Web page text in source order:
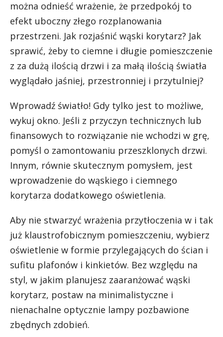
można odnieść wrażenie, że przedpokój to
efekt uboczny złego rozplanowania
przestrzeni. Jak rozjaśnić wąski korytarz? Jak
sprawić, żeby to ciemne i długie pomieszczenie
z za dużą ilością drzwi i za małą ilością światła
wyglądało jaśniej, przestronniej i przytulniej?
Wprowadź światło! Gdy tylko jest to możliwe,
wykuj okno. Jeśli z przyczyn technicznych lub
finansowych to rozwiązanie nie wchodzi w grę,
pomyśl o zamontowaniu przeszklonych drzwi.
Innym, równie skutecznym pomysłem, jest
wprowadzenie do wąskiego i ciemnego
korytarza dodatkowego oświetlenia.
Aby nie stwarzyć wrażenia przytłoczenia w i tak
już klaustrofobicznym pomieszczeniu, wybierz
oświetlenie w formie przylegających do ścian i
sufitu plafonów i kinkietów. Bez względu na
styl, w jakim planujesz zaaranżować wąski
korytarz, postaw na minimalistyczne i
nienachalne optycznie lampy pozbawione
zbędnych zdobień.